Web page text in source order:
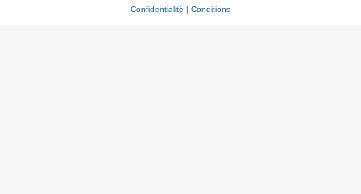
Confidentialité | Conditions